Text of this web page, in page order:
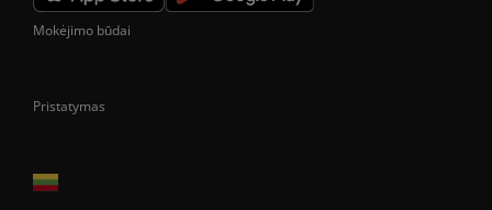
Mokėjimo būdai
Pristatymas